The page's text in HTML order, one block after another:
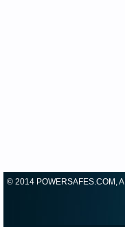
© 2014 POWERSAFES.COM,